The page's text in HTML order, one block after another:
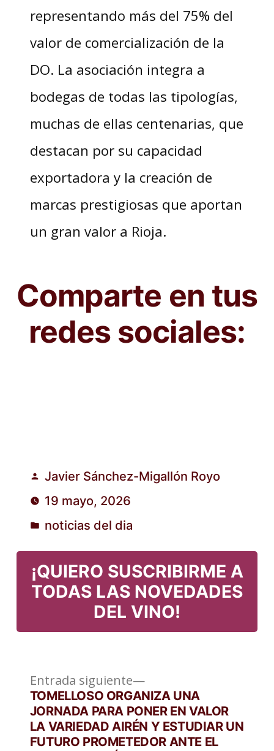
representando más del 75% del
valor de comercialización de la
DO. La asociación integra a
bodegas de todas las tipologías,
muchas de ellas centenarias, que
destacan por su capacidad
exportadora y la creación de
marcas prestigiosas que aportan
un gran valor a Rioja.
Comparte en tus
redes sociales:
Publicado
por
Javier Sánchez-Migallón Royo
19 mayo, 2026
Publicado
en
noticias del dia
¡QUIERO SUSCRIBIRME A
TODAS LAS NOVEDADES
DEL VINO!
Navegación
de
entradas
Entrada siguiente
Entrada
siguiente:
TOMELLOSO ORGANIZA UNA
JORNADA PARA PONER EN VALOR
LA VARIEDAD AIRÉN Y ESTUDIAR UN
FUTURO PROMETEDOR ANTE EL